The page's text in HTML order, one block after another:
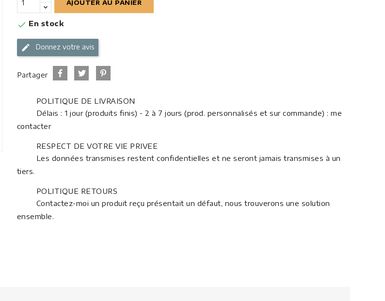
AJOUTER AU PANIER
 En stock
Donnez votre avis
Partager
POLITIQUE DE LIVRAISON
Délais : 1 jour (produits finis) - 2 à 7 jours (prod. personnalisés et sur commande) : me
contacter
RESPECT DE VOTRE VIE PRIVEE
Les données transmises restent confidentielles et ne seront jamais transmises à un
tiers.
POLITIQUE RETOURS
Contactez-moi un produit reçu présentait un défaut, nous trouverons une solution
ensemble.